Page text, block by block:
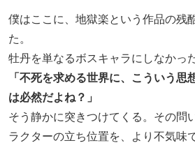
僕はここに、地獄楽という作品の残
た。
牡丹を単なるボスキャラにしなかった
「不死を求める世界に、こういう思
は必然だよね？」
そう静かに突きつけてくる。その問
ラクターの立ち位置を、より不気味